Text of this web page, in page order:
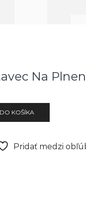
Na
KOŠÍKA
Pridať medzi